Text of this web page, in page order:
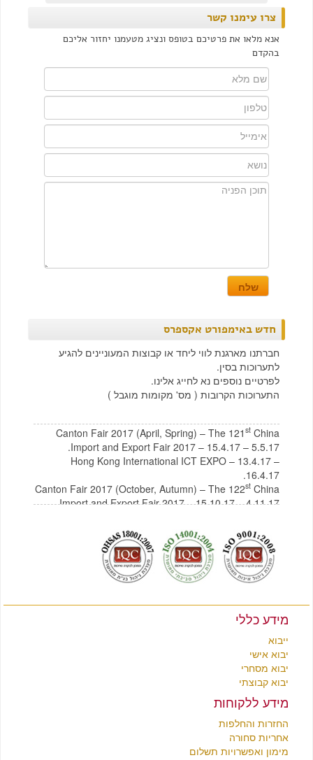
צרו עימנו קשר
אנא מלאו את פרטיכם בטופס ונציג מטעמנו יחזור אליכם
בהקדם
חדש באימפורט אקספרס
חברתנו מארגנת לווי ליחד או קבוצות המעוניינים להגיע
לתערוכות בסין.
לפרטיים נוספים נא לחייג אלינו.
התערוכות הקרובות ( מס' מקומות מוגבל )
Canton Fair 2017 (April, Spring) – The 121 stChina
Import and Export Fair 2017 – 15.4.17 – 5.5.17.
Hong Kong International ICT EXPO – 13.4.17 –
16.4.17.
Canton Fair 2017 (October, Autumn) – The 122 stChina
Import and Export Fair 2017 – 15.10.17 – 4.11.17
לצפייה בקטלוג רהיטים מסיןלחץ כאן
מידע כללי
ייבוא
יבוא אישי
יבוא מסחרי
יבוא קבוצתי
מידע ללקוחות
החזרות והחלפות
אחריות סחורה
מימון ואפשרויות תשלום